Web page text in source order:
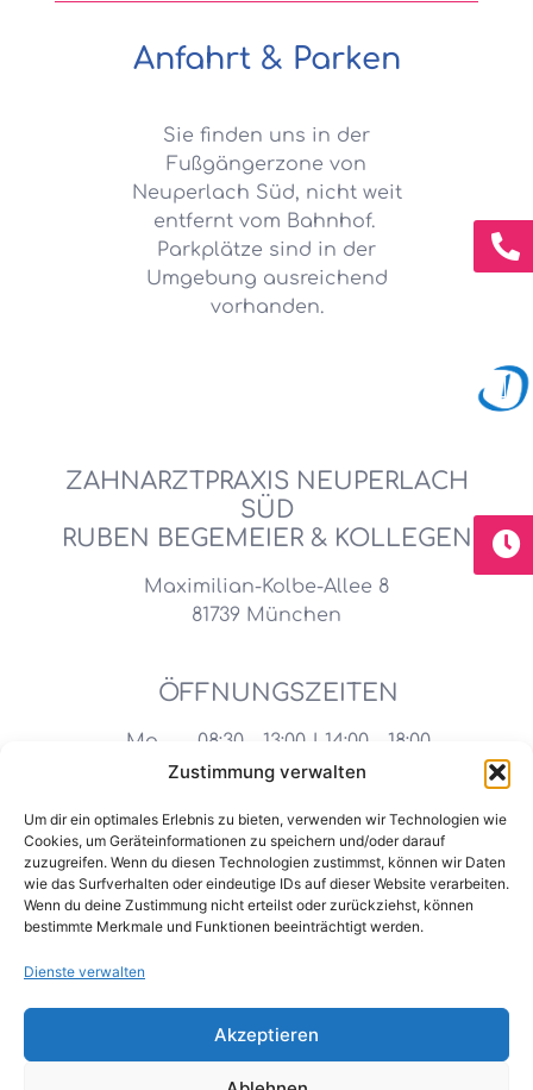
Zustimmung verwalten
Um dir ein optimales Erlebnis zu bieten, verwenden wir Technologien wie
Cookies, um Geräteinformationen zu speichern und/oder darauf
zuzugreifen. Wenn du diesen Technologien zustimmst, können wir Daten
wie das Surfverhalten oder eindeutige IDs auf dieser Website verarbeiten.
Wenn du deine Zustimmung nicht erteilst oder zurückziehst, können
bestimmte Merkmale und Funktionen beeinträchtigt werden.
Dienste verwalten
Akzeptieren
Anfahrt & Parken
Sie finden uns in der
Fußgängerzone von
Neuperlach Süd, nicht weit
entfernt vom Bahnhof.
Parkplätze sind in der
Umgebung ausreichend
vorhanden.
ZAHNARZTPRAXIS NEUPERLACH
SÜD
RUBEN BEGEMEIER & KOLLEGEN
Maximilian-Kolbe-Allee 8
81739 München
ÖFFNUNGSZEITEN
Mo.
08:30 - 13:00 | 14:00 - 18:00
08:30 - 13:00 | 14:00 - 18:00
Mi.
08:30 - 14:00
Do.
08:30 - 13:00 | 14:00 - 18:00
Fr.
08:30 - 14:00
praxis@zahnarzt-begemeier.de
Tel:089 – 637 27 27